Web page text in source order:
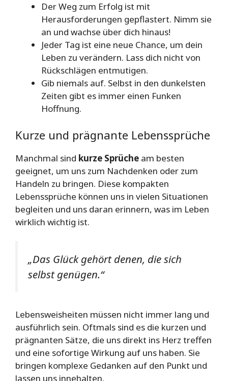
Der Weg zum Erfolg ist mit
Herausforderungen gepflastert. Nimm sie
an und wachse über dich hinaus!
Jeder Tag ist eine neue Chance, um dein
Leben zu verändern. Lass dich nicht von
Rückschlägen entmutigen.
Gib niemals auf. Selbst in den dunkelsten
Zeiten gibt es immer einen Funken
Hoffnung.
Kurze und prägnante Lebenssprüche
Manchmal sind kurze Sprüche am besten
geeignet, um uns zum Nachdenken oder zum
Handeln zu bringen. Diese kompakten
Lebenssprüche können uns in vielen Situationen
begleiten und uns daran erinnern, was im Leben
wirklich wichtig ist.
„Das Glück gehört denen, die sich
selbst genügen.“
Lebensweisheiten müssen nicht immer lang und
ausführlich sein. Oftmals sind es die kurzen und
prägnanten Sätze, die uns direkt ins Herz treffen
und eine sofortige Wirkung auf uns haben. Sie
bringen komplexe Gedanken auf den Punkt und
lassen uns innehalten.